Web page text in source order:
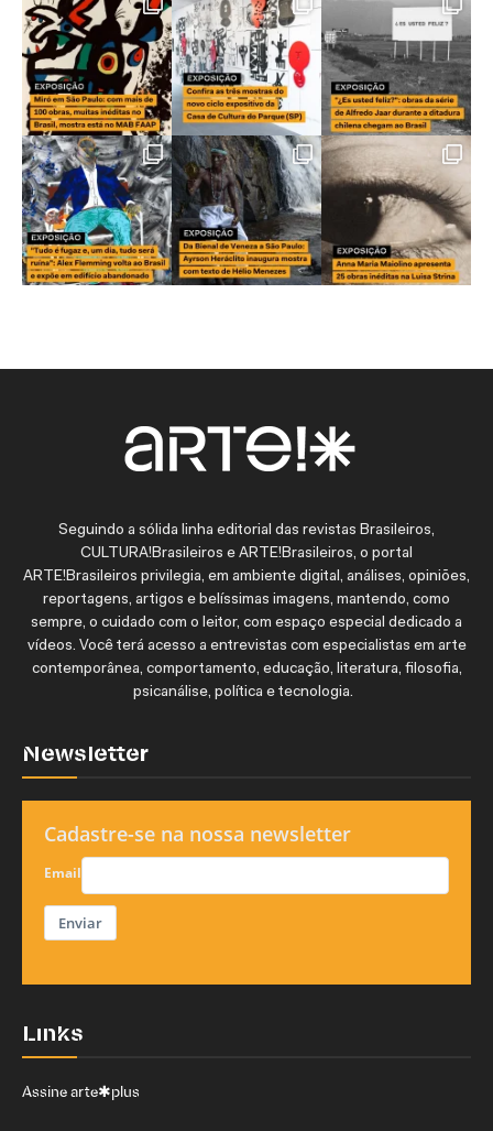
Seguindo a sólida linha editorial das revistas Brasileiros,
CULTURA!Brasileiros e ARTE!Brasileiros, o portal
ARTE!Brasileiros privilegia, em ambiente digital, análises, opiniões,
reportagens, artigos e belíssimas imagens, mantendo, como
sempre, o cuidado com o leitor, com espaço especial dedicado a
vídeos. Você terá acesso a entrevistas com especialistas em arte
contemporânea, comportamento, educação, literatura, filosofia,
psicanálise, política e tecnologia.
Newsletter
Cadastre-se na nossa newsletter
Email
Enviar
Links
Assine arte✱plus